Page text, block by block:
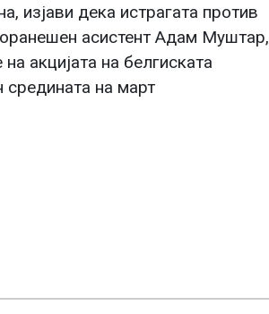
изјави дека истрагата против
асистент Адам Муштар,
акцијата на белгиската
средината на март